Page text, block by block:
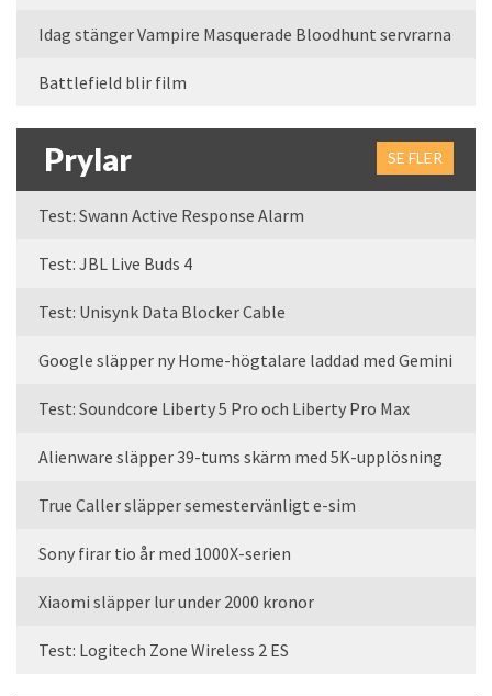
Idag stänger Vampire Masquerade Bloodhunt servrarna
Battlefield blir film
Prylar SE FLER
Test: Swann Active Response Alarm
Test: JBL Live Buds 4
Test: Unisynk Data Blocker Cable
Google släpper ny Home-högtalare laddad med Gemini
Test: Soundcore Liberty 5 Pro och Liberty Pro Max
Alienware släpper 39-tums skärm med 5K-upplösning
True Caller släpper semestervänligt e-sim
Sony firar tio år med 1000X-serien
Xiaomi släpper lur under 2000 kronor
Test: Logitech Zone Wireless 2 ES